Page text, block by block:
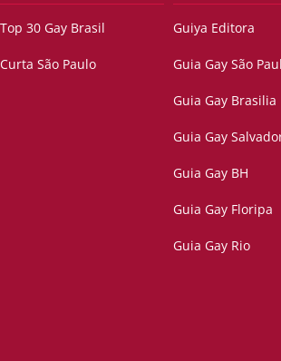
Top 30 Gay Brasil
Curta São Paulo
Guiya Editora
Guia Gay São
Guia Gay Brasilia
Guia Gay
Guia Gay BH
Guia Gay Floripa
Guia Gay Rio